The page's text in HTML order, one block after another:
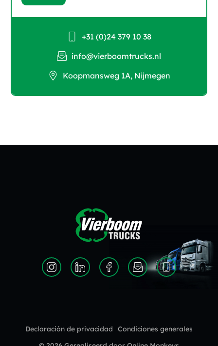
+31 (0)24 379 10 38
info@vierboomtrucks.nl
Koopmansweg 1A, Nijmegen
Declaración de privacidad
Condiciones generales